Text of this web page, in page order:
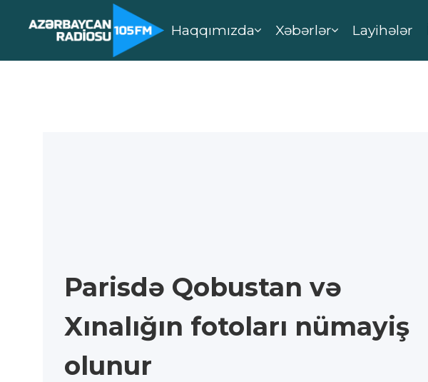
Haqqımızda Xəbərlər Layihələr
Parisdə Qobustan və
Xınalığın fotoları nümayiş
olunur